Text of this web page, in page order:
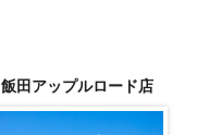
飯田アップルロード店